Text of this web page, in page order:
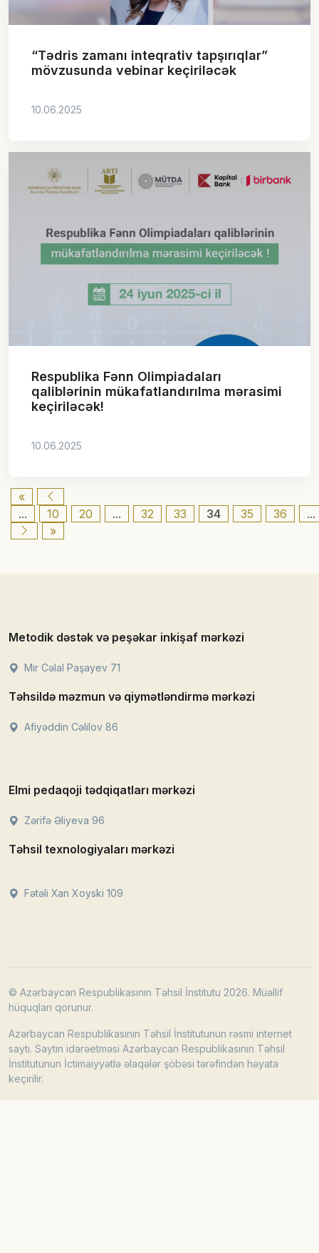
“Tədris zamanı inteqrativ tapşırıqlar”
mövzusunda vebinar keçiriləcək
10.06.2025
Respublika Fənn Olimpiadaları
qaliblərinin mükafatlandırılma mərasimi
keçiriləcək!
10.06.2025
«
...
10 20 ... 32 33 34 35 36
...
»
Metodik dəstək və peşəkar inkişaf mərkəzi
Mir Cəlal Paşayev 71
Təhsildə məzmun və qiymətləndirmə mərkəzi
Afiyəddin Cəlilov 86
Elmi pedaqoji tədqiqatları mərkəzi
Zərifə Əliyeva 96
Təhsil texnologiyaları mərkəzi
Fətəli Xan Xoyski 109
© Azərbaycan Respublikasının Təhsil İnstitutu 2026. Müəllif
hüquqları qorunur.
Azərbaycan Respublikasının Təhsil İnstitutunun rəsmi internet
saytı. Saytın idarəetməsi Azərbaycan Respublikasının Təhsil
İnstitutunun İctimaiyyətlə əlaqələr şöbəsi tərəfindən həyata
keçirilir.